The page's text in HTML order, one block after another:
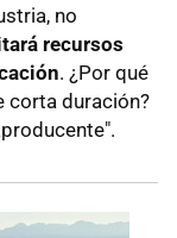
no
recursos
. ¿Por qué
corta duración?